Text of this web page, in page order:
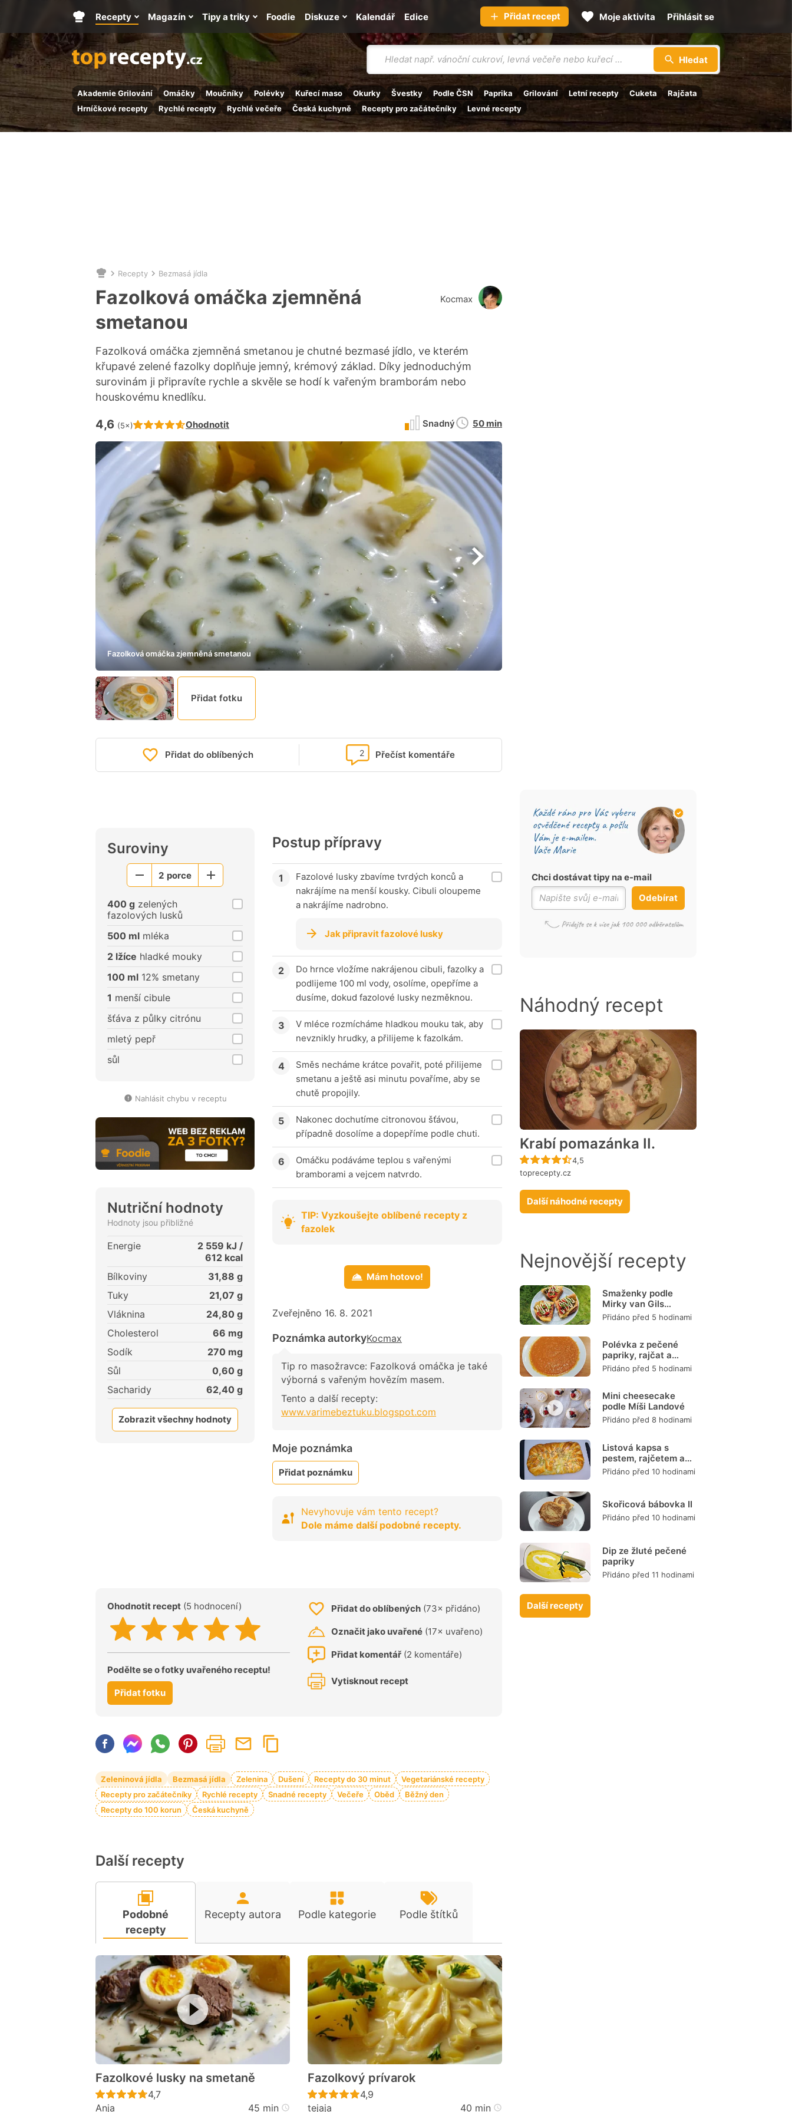
Vyhledávání
Hledat
Akademie Grilování Omáčky Moučníky Polévky Kuřecí maso Okurky Švestky Podle ČSN Paprika Grilování Letní recepty Cuketa
Rajčata
Hrníčkové recepty
Rychlé recepty Rychlé večeře Česká kuchyně Recepty pro začátečníky Levné recepty
Hlavní
stránka
Recepty Magazín Tipy a triky Kalendář
Foodie Diskuze Edice Přidat recept Moje aktivita Přihlásit se
Nacházíte
se
zde:
Recepty Bezmasá jídla
Fazolková omáčka zjemněná
smetanou
Fazolková omáčka zjemněná smetanou je chutné bezmasé jídlo, ve kterém
křupavé zelené fazolky doplňuje jemný, krémový základ. Díky jednoduchým
surovinám ji připravíte rychle a skvěle se hodí k vařeným bramborám nebo
houskovému knedlíku.
Hodnocení receptu je
4,6 (5×) Ohodnotit
Kocmax
Snadný
Doba
50 min
Fazolková omáčka zjemněná smetanou
Přidat fotku
Přidat do oblíbených Přečíst komentáře
2
Suroviny
Menší
2 porce
Větší
400 g zelených
fazolových lusků
500 ml mléka
2 lžíce hladké mouky
100 ml 12% smetany
1 menší cibule
šťáva z půlky citrónu
mletý pepř
sůl
Nahlásit chybu v receptu
Nutriční hodnoty
Hodnoty jsou přibližné
Energie 2 559 kJ /
612 kcal
Bílkoviny
31,88 g
Tuky
21,07 g
Vláknina
24,80 g
Cholesterol
66 mg
Sodík
270 mg
Sůl
0,60 g
Sacharidy
62,40 g
Zobrazit všechny hodnoty
Postup přípravy
Fazolové lusky zbavíme tvrdých konců a
nakrájíme na menší kousky. Cibuli oloupeme
a nakrájíme nadrobno.
Jak připravit fazolové lusky
Do hrnce vložíme nakrájenou cibuli, fazolky a
podlijeme 100 ml vody, osolíme, opepříme a
dusíme, dokud fazolové lusky nezměknou.
V mléce rozmícháme hladkou mouku tak, aby
nevznikly hrudky, a přilijeme k fazolkám.
Směs necháme krátce povařit, poté přilijeme
smetanu a ještě asi minutu povaříme, aby se
chutě propojily.
Nakonec dochutíme citronovou šťávou,
případně dosolíme a dopepříme podle chuti.
Omáčku podáváme teplou s vařenými
bramborami a vejcem natvrdo.
TIP: Vyzkoušejte oblíbené recepty z
fazolek
Mám hotovo!
Zveřejněno 16. 8. 2021
Poznámka autorkyKocmax
Tip ro masožravce: Fazolková omáčka je také
výborná s vařeným hovězím masem.
Tento a další recepty:
www.varimebeztuku.blogspot.com
Moje poznámka
Přidat poznámku
Nevyhovuje vám tento recept?
Dole máme další podobné recepty.
Ohodnotit recept (5 hodnocení)
Podělte se o fotky uvařeného receptu!
Přidat fotku
Přidat do oblíbených (73× přidáno)
Označit jako uvařené (17× uvařeno)
Přidat komentář (2 komentáře)
Vytisknout recept
Zeleninová jídla Bezmasá jídla Zelenina Dušení Recepty do 30 minut
Vegetariánské recepty
Recepty pro začátečníky
Rychlé recepty Snadné recepty Večeře Oběd
Běžný den
Recepty do 100 korun
Česká kuchyně
Další recepty
Podobné
recepty
Recepty autora Podle kategorie Podle štítků
Fazolkové lusky na smetaně
Recept ještě nebyl hodnocen
4,7
Anja
45 min
Fazolkový prívarok
Recept ještě nebyl hodnocen
4,9
tejaja
40 min
Chci dostávat tipy na e-mail
Odebírat
Náhodný recept
Krabí pomazánka II.
Recept ještě nebyl hodnocen
4,5
toprecepty.cz
Další náhodné recepty
Nejnovější recepty
Smaženky podle
Mirky van Gils
Slavíkové
Přidáno před 5 hodinami
Polévka z pečené
papriky, rajčat a
mrkve
Přidáno před 5 hodinami
Mini cheesecake
podle Míši Landové
Přidáno před 8 hodinami
Listová kapsa s
pestem, rajčetem a
mozzarellou
Přidáno před 10 hodinami
Skořicová bábovka II
Přidáno před 10 hodinami
Dip ze žluté pečené
papriky
Přidáno před 11 hodinami
Další recepty